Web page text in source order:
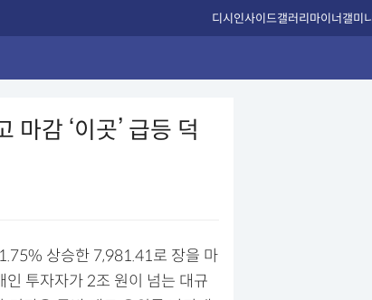
디시인사이드갤러리마이너갤미
감 ‘이곳’ 급등 덕
상승한 7,981.41로 장을 마
투자자가 2조 원이 넘는 대규